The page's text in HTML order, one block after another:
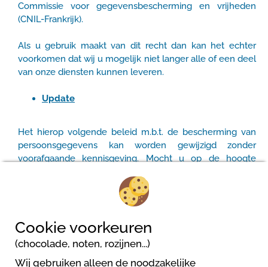
Commissie voor gegevensbescherming en vrijheden
(CNIL-Frankrijk).
Als u gebruik maakt van dit recht dan kan het echter
voorkomen dat wij u mogelijk niet langer alle of een deel
van onze diensten kunnen leveren.
Update
Het hierop volgende beleid m.b.t. de bescherming van
persoonsgegevens kan worden gewijzigd zonder
voorafgaande kennisgeving. Mocht u op de hoogte
wijzigingen, leest u dan ons beleid regelmatig door.
Cookie voorkeuren
(chocolade, noten, rozijnen...)
Wij gebruiken alleen de noodzakelijke